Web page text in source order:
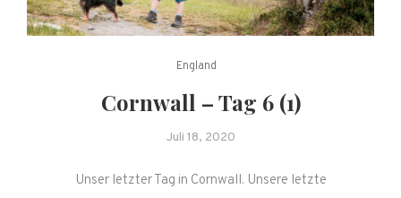
England
Cornwall – Tag 6 (1)
Juli 18, 2020
Unser letzter Tag in Cornwall. Unsere letzte